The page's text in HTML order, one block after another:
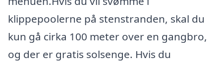
klippepoolerne på stenstranden, skal du
kun gå cirka 100 meter over en gangbro,
og der er gratis solsenge. Hvis du